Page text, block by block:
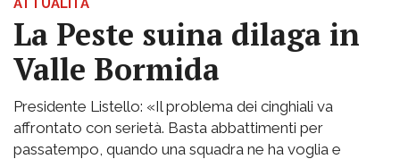
ATTUALITÀ
La Peste suina dilaga in
Valle Bormida
Presidente Listello: «Il problema dei cinghiali va
affrontato con serietà. Basta abbattimenti per
passatempo, quando una squadra ne ha voglia e